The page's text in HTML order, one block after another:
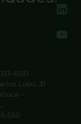
4130
Lobo, 31
–
550